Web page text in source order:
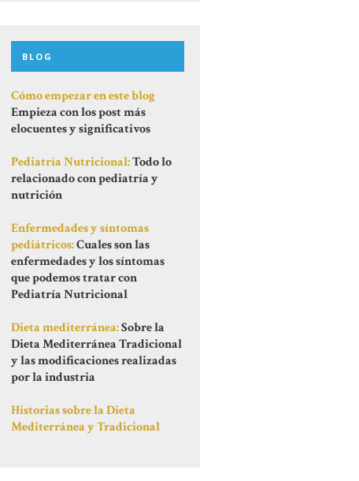
BLOG
Cómo empezar en este blog
Empieza con los post más
elocuentes y significativos
Pediatría Nutricional:Todo lo
relacionado con pediatría y
nutrición
Enfermedades y síntomas
pediátricos:Cuales son las
enfermedades y los síntomas
que podemos tratar con
Pediatría Nutricional
Dieta mediterránea:Sobre la
Dieta Mediterránea Tradicional
y las modificaciones realizadas
por la industria
Historias sobre la Dieta
Mediterránea y Tradicional